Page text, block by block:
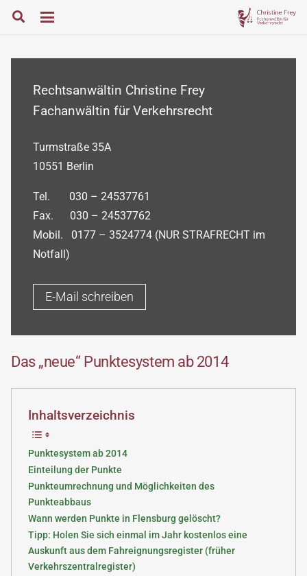
Rechtsanwältin Christine Frey
Fachanwältin für Verkehrsrecht
Turmstraße 35A
10551 Berlin
Tel. 030 – 24537761
Fax. 030 – 24537762
Mobil. 0177 – 3524774 (NUR STRAFRECHT im
Notfall)
E-Mail schreiben
Das „neue“ Punktesystem ab 2014
Inhaltsverzeichnis
Punktesystem ab 2014
Einteilung der Punkte
Punkteumrechnung und Möglichkeiten des
Punkteabbaus
Wann werden Punkte in Flensburg gelöscht?
Tipp: Holen Sie sich einmal im Jahr kostenlos eine
Auskunft aus dem Fahreignungsregister (früher
Verkehrszentralregister)